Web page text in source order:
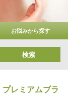
お悩みから探す
検索
レミアムブラ